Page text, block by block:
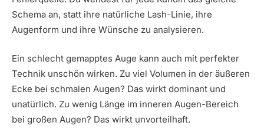
Schema an, statt ihre natürliche Lash-Linie, ihre
Augenform und ihre Wünsche zu analysieren.
Ein schlecht gemapptes Auge kann auch mit perfekter
Technik unschön wirken. Zu viel Volumen in der äußeren
Ecke bei schmalen Augen? Das wirkt dominant und
unatürlich. Zu wenig Länge im inneren Augen-Bereich
bei großen Augen? Das wirkt unvorteilhaft.